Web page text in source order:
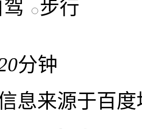
驾 步行
分钟
息来源于百